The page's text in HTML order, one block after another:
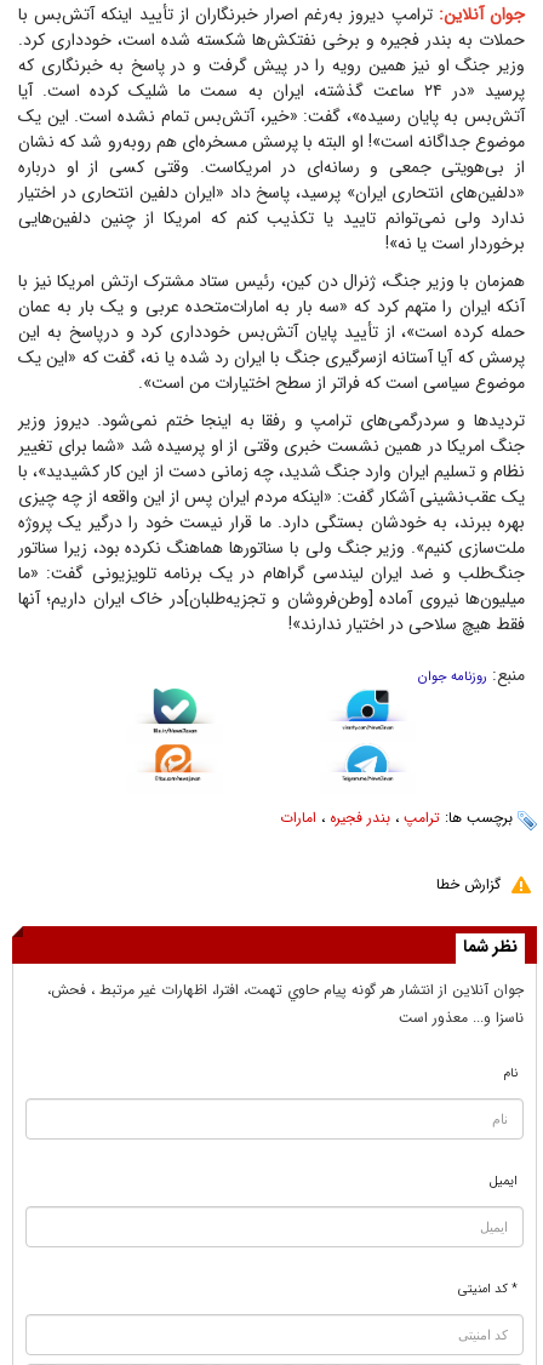
جوان آنلاین:ترامپ دیروز به‌رغم اصرار خبرنگاران از تأیید اینکه آتش‌بس با
حملات به بندر فجیره و برخی نفتکش‌ها شکسته شده است، خودداری کرد.
وزیر جنگ او نیز همین رویه را در پیش گرفت و در پاسخ به خبرنگاری که
پرسید «در ۲۴ ساعت گذشته، ایران به سمت ما شلیک کرده است. آیا
آتش‌بس به پایان رسیده»، گفت: «خیر، آتش‌بس تمام نشده است. این یک
موضوع جداگانه است»! او البته با پرسش مسخره‌ای هم روبه‌رو شد که نشان
از بی‌هویتی جمعی و رسانه‌ای در امریکاست. وقتی کسی از او درباره
«دلفین‌های انتحاری ایران» پرسید، پاسخ داد «ایران دلفین انتحاری در اختیار
ندارد ولی نمی‌توانم تایید یا تکذیب کنم که امریکا از چنین دلفین‌هایی
برخوردار است یا نه»!
همزمان با وزیر جنگ، ژنرال دن کین، رئیس ستاد مشترک ارتش امریکا نیز با
آنکه ایران را متهم کرد که «سه بار به امارات‌متحده عربی و یک بار به عمان
حمله کرده است»، از تأیید پایان آتش‌بس خودداری کرد و درپاسخ به این
پرسش که آیا آستانه ازسرگیری جنگ با ایران رد شده یا نه، گفت که «این یک
موضوع سیاسی است که فراتر از سطح اختیارات من است».
تردید‌ها و سردرگمی‌های ترامپ و رفقا به اینجا ختم نمی‌شود. دیروز وزیر
جنگ امریکا در همین نشست خبری وقتی از او پرسیده شد «شما برای تغییر
نظام و تسلیم ایران وارد جنگ شدید، چه زمانی دست از این کار کشیدید»، با
یک عقب‌نشینی آشکار گفت: «اینکه مردم ایران پس از این واقعه از چه چیزی
بهره ببرند، به خودشان بستگی دارد. ما قرار نیست خود را درگیر یک پروژه
ملت‌سازی کنیم». وزیر جنگ ولی با سناتور‌ها هماهنگ نکرده بود، زیرا سناتور
جنگ‌طلب و ضد ایران لیندسی گراهام در یک برنامه تلویزیونی گفت: «ما
میلیون‌ها نیروی آماده [وطن‌فروشان و تجزیه‌طلبان]در خاک ایران داریم؛ آنها
فقط هیچ سلاحی در اختیار ندارند»!
منبع: روزنامه جوان
برچسب ها: ترامپ ، بندر فجیره ، امارات
گزارش خطا
نظر شما
جوان آنلاين از انتشار هر گونه پيام حاوي تهمت، افترا، اظهارات غير مرتبط ، فحش،
ناسزا و... معذور است
نام
ایمیل
* کد امنیتی